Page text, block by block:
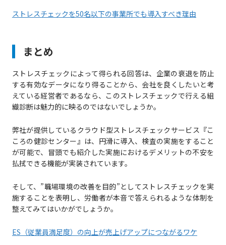
ストレスチェックを50名以下の事業所でも導入すべき理由
まとめ
ストレスチェックによって得られる回答は、企業の衰退を防止
する有効なデータになり得ることから、会社を良くしたいと考
えている経営者であるなら、このストレスチェックで行える組
織診断は魅力的に映るのではないでしょうか。
弊社が提供しているクラウド型ストレスチェックサービス『こ
ころの健診センター』は、円滑に導入、検査の実施をすること
が可能で、冒頭でも紹介した実施におけるデメリットの不安を
払拭できる機能が実装されています。
そして、”職場環境の改善を目的”としてストレスチェックを実
施することを表明し、労働者が本音で答えられるような体制を
整えてみてはいかがでしょうか。
ES（従業員満足度）の向上が売上げアップにつながるワケ